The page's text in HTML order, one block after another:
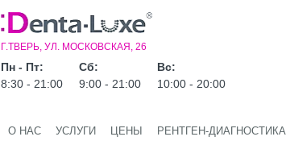
Г.ТВЕРЬ, УЛ. МОСКОВСКАЯ, 26
Пн - Пт:
8:30 - 21:00
Сб:
9:00 - 21:00
Вс:
10:00 - 20:00
О НАС УСЛУГИ ЦЕНЫ РЕНТГЕН-ДИАГНОСТИКА